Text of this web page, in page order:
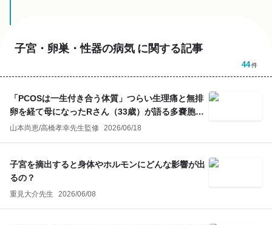
子宮・卵巣・性器の病気 に関する記事
44件
「PCOSは一生付き合う体質」つらい生理痛と無排
卵を経て母になったRさん（33歳）が語る多嚢胞性
卵巣症候群
山本尚恵/高橋孝幸先生監修 2026/06/18
子宮を摘出すると身体やホルモンにどんな影響が出
るの？
重見大介先生 2026/06/08